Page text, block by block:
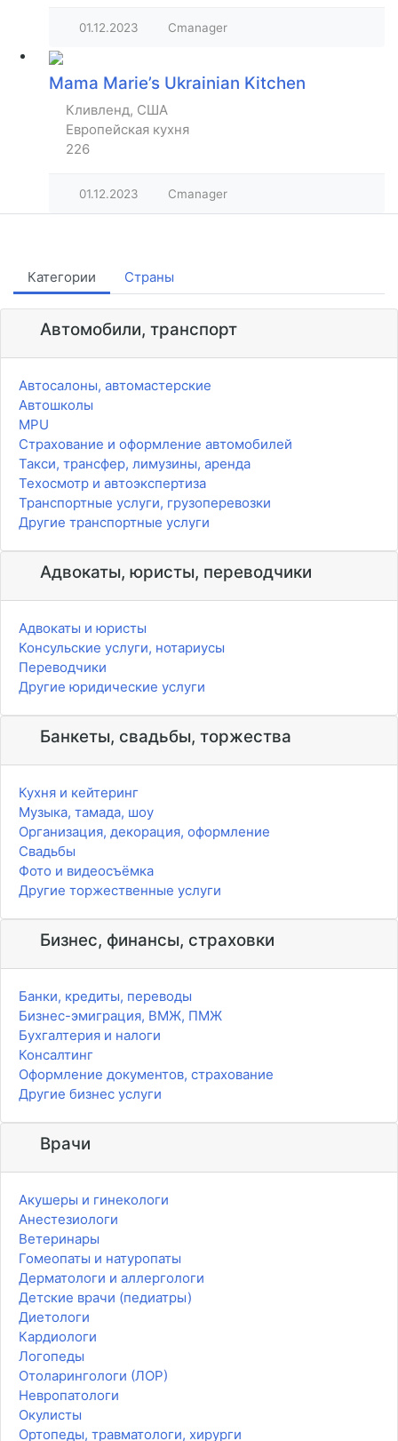
01.12.2023 Cmanager
Mama Marie’s Ukrainian Kitchen
Кливленд, США
Европейская кухня
226
01.12.2023 Cmanager
Категории Страны
Автомобили, транспорт
Автосалоны, автомастерские
Автошколы
MPU
Страхование и оформление автомобилей
Такси, трансфер, лимузины, аренда
Техосмотр и автоэкспертиза
Транспортные услуги, грузоперевозки
Другие транспортные услуги
Адвокаты, юристы, переводчики
Адвокаты и юристы
Консульские услуги, нотариусы
Переводчики
Другие юридические услуги
Банкеты, свадьбы, торжества
Кухня и кейтеринг
Музыка, тамада, шоу
Организация, декорация, оформление
Свадьбы
Фото и видеосъёмка
Другие торжественные услуги
Бизнес, финансы, страховки
Банки, кредиты, переводы
Бизнес-эмиграция, ВМЖ, ПМЖ
Бухгалтерия и налоги
Консалтинг
Оформление документов, страхование
Другие бизнес услуги
Врачи
Акушеры и гинекологи
Анестезиологи
Ветеринары
Гомеопаты и натуропаты
Дерматологи и аллергологи
Детские врачи (педиатры)
Диетологи
Кардиологи
Логопеды
Отоларингологи (ЛОР)
Невропатологи
Окулисты
Ортопеды, травматологи, хирурги